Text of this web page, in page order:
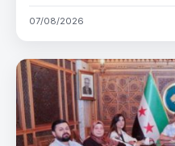
07/08/2026